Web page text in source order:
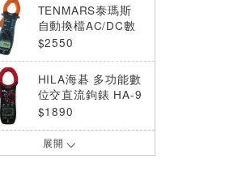
TENMARS泰瑪斯
自動換檔AC/DC數
位鉤錶 TM-13E
$2550
HILA海碁 多功能數
位交直流鉤錶 HA-9
180A
$1890
HILA海碁 多功能數
展開